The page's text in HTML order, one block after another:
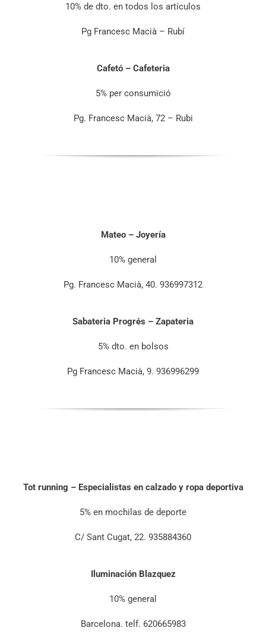
10% de dto. en todos los artículos
Pg Francesc Macià – Rubí
Cafetó – Cafeteria
5% per consumició
Pg. Francesc Macià, 72 – Rubi
Mateo – Joyería
10% general
Pg. Francesc Macià, 40. 936997312
Sabateria Progrés – Zapateria
5% dto. en bolsos
Pg Francesc Macià, 9. 936996299
Tot running – Especialistas en calzado y ropa deportiva
5% en mochilas de deporte
C/ Sant Cugat, 22. 935884360
Iluminación Blazquez
10% general
Barcelona. telf. 620665983